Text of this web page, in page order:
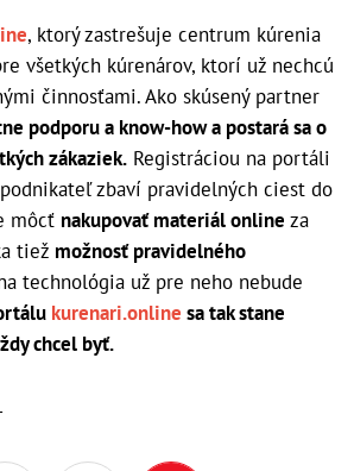
, ktorý zastrešuje centrum kúrenia
všetkých kúrenárov, ktorí už nechcú
činnosťami. Ako skúsený partner
podporu a know-how a postará sa o
zákaziek. Registráciou na portáli
zbaví pravidelných ciest do
môcť nakupovať materiál online za
tiež možnosť pravidelného
technológia už pre neho nebude
kurenari.online sa tak stane
chcel byť.